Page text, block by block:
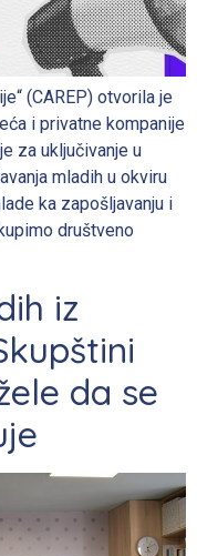
(CAREP) otvorila je
i privatne kompanije
za uključivanje u
mladih u okviru
ka zapošljavanju i
društveno
iz
da se